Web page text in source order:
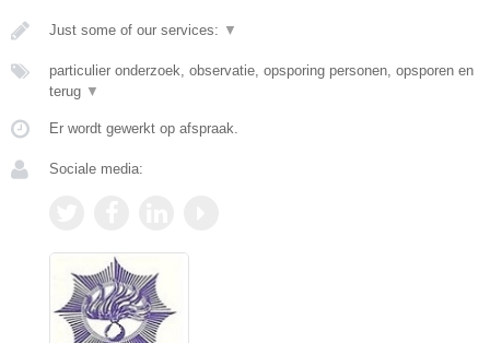
Just some of our services: ▼
particulier onderzoek, observatie, opsporing personen, opsporen en
terug ▼
Er wordt gewerkt op afspraak.
Sociale media: